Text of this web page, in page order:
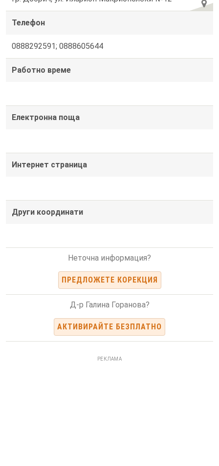
Телефон
0888292591; 0888605644
Работно време
Електронна поща
Интернет страница
Други координати
Неточна информация?
ПРЕДЛОЖЕТЕ КОРЕКЦИЯ
Д-р Галина Горанова?
АКТИВИРАЙТЕ БЕЗПЛАТНО
РЕКЛАМА